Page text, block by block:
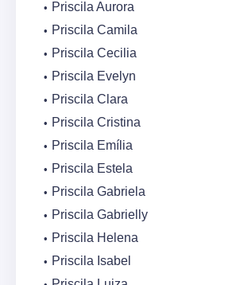
Priscila Aurora
Priscila Camila
Priscila Cecilia
Priscila Evelyn
Priscila Clara
Priscila Cristina
Priscila Emília
Priscila Estela
Priscila Gabriela
Priscila Gabrielly
Priscila Helena
Priscila Isabel